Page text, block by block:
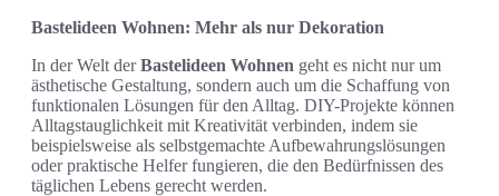
Bastelideen Wohnen: Mehr als nur Dekoration
In der Welt derBastelideen Wohnen geht es nicht nur um
ästhetische Gestaltung, sondern auch um die Schaffung von
funktionalen Lösungen für den Alltag. DIY-Projekte können
Alltagstauglichkeit mit Kreativität verbinden, indem sie
beispielsweise als selbstgemachte Aufbewahrungslösungen
oder praktische Helfer fungieren, die den Bedürfnissen des
täglichen Lebens gerecht werden.